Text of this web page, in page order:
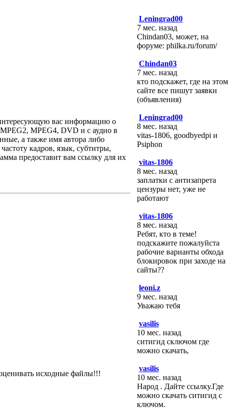
вас информацию о
MPEG4, DVD и с аудио в
а также имя автора либо
кадров, язык, субтитры,
предоставит вам ссылку для их
исходные файлы!!!
Leningrad00
7 мес. назад
Chindan03, может, на
форуме: philka.ru/forum/
Chindan03
7 мес. назад
кто подскажет, где на этом
сайте все пишут заявки
(объявления)
Leningrad00
8 мес. назад
vitas-1806, goodbyedpi и
Psiphon
vitas-1806
8 мес. назад
заплатки с антизапрета
цензуры нет, уже не
работают
vitas-1806
8 мес. назад
Ребят, кто в теме!
подскажите пожалуйста
рабочие варианты обхода
блокировок при заходе на
сайты??
leoni.z
9 мес. назад
Уважаю тебя
vasilis
10 мес. назад
ситигид сключом где
можно скачать,
vasilis
10 мес. назад
Народ . Дайте ссылку.Где
можно скачать ситигид с
ключом.